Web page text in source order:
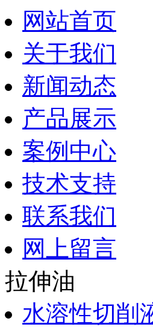
网站首页
关于我们
新闻动态
产品展示
案例中心
技术支持
联系我们
网上留言
拉伸油
水溶性切削